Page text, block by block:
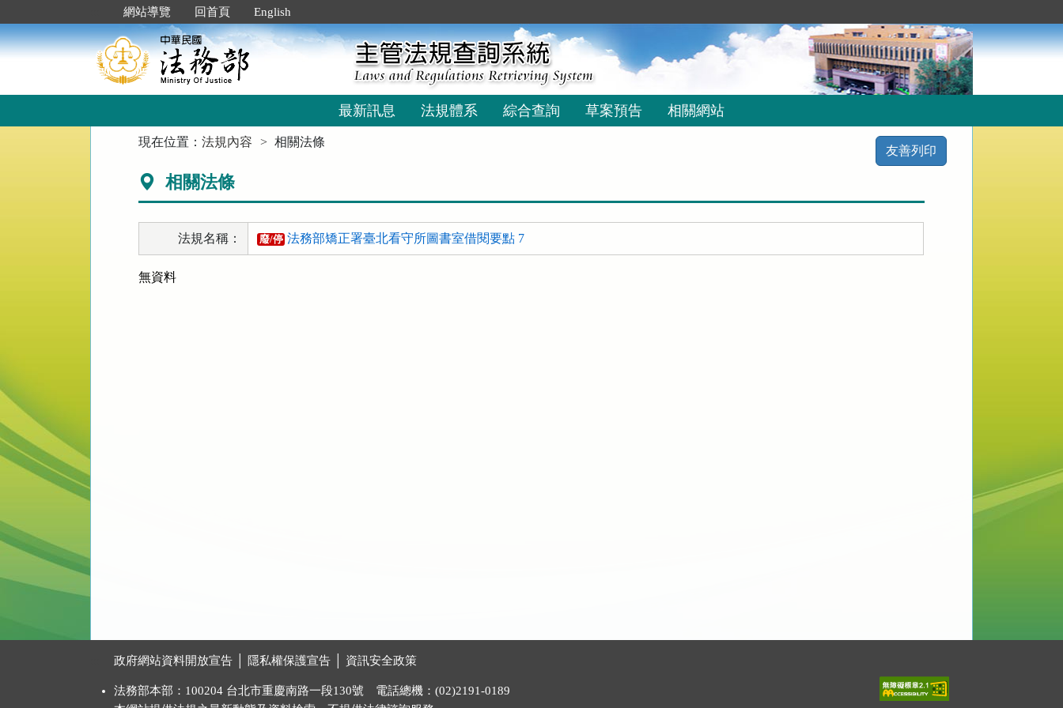
到
主
要
網站導覽 回首頁 English
最新訊息 法規體系 綜合查詢 草案預告 相關網站
現在位置：法規內容 相關法條
友善列印
相關法條
法規名稱： 廢/停 法務部矯正署臺北看守所圖書室借閱要點 7
無資料
政府網站資料開放宣告 隱私權保護宣告 資訊安全政策
法務部本部：100204 台北市重慶南路一段130號 電話總機：(02)2191-0189